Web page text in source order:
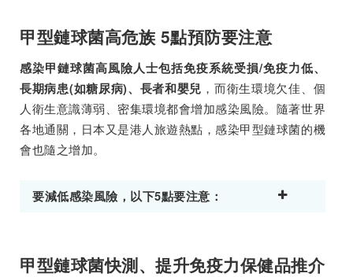
甲型鏈球菌高危族 5點預防要注意
感染甲鏈球菌高風險人士包括免疫系統受損/免疫力低、
長期病患(如糖尿病)、長者和嬰兒 ，而衛生環境欠佳、個
人衛生意識薄弱、密集環境都會增加感染風險。隨著世界
各地通關，日本又是港人旅遊熱點，感染甲型鏈球菌的機
會也隨之增加。
要減低感染風險，以下5點要注意：
甲型鏈球菌快測、提升免疫力保健品推介